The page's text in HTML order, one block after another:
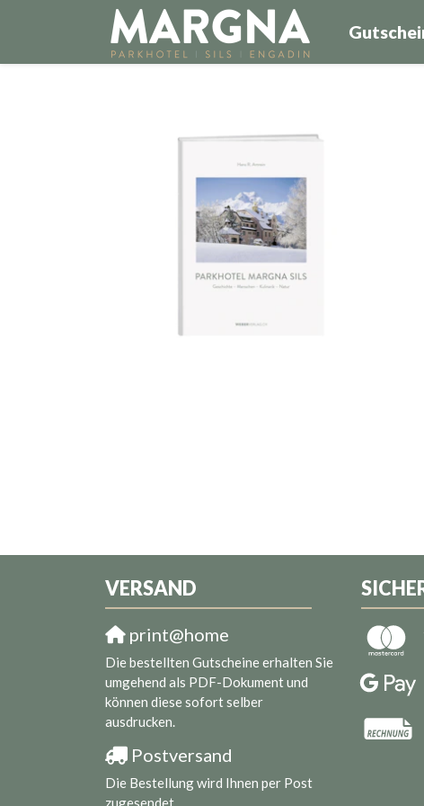
VERSAND
print@home
Die bestellten Gutscheine erhalten Sie
umgehend als PDF-Dokument und
können diese sofort selber
ausdrucken.
Postversand
Die Bestellung wird Ihnen per Post